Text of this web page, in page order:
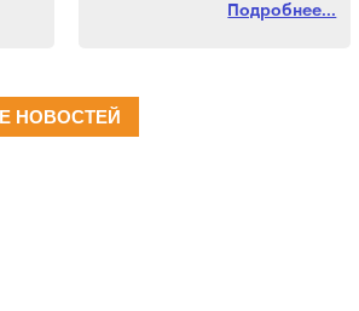
Подпишись на
известия»
Подробнее...
НОВОСТЕЙ